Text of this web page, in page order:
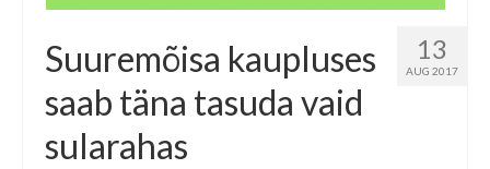
13
AUG 2017
Suuremõisa kaupluses
saab täna tasuda vaid
sularahas